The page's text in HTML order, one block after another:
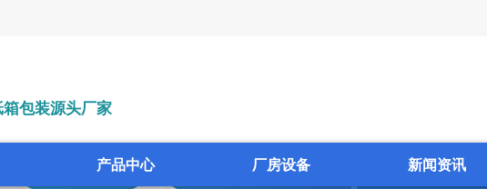
包装源头厂家
产品中心 厂房设备 新闻资讯